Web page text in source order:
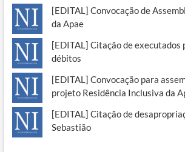
[EDITAL] Convocação de
da Apae
[EDITAL] Citação de executados
débitos
[EDITAL] Convocação para
projeto Residência Inclusiva da
[EDITAL] Citação de
Sebastião